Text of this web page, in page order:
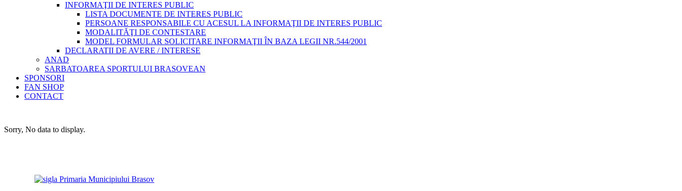
INFORMAŢII DE INTERES PUBLIC
LISTA DOCUMENTE DE INTERES PUBLIC
PERSOANE RESPONSABILE CU ACESUL LA INFORMAŢII DE INTERES PUBLIC
MODALITĂŢI DE CONTESTARE
MODEL FORMULAR SOLICITARE INFORMAŢII ÎN BAZA LEGII NR.544/2001
DECLARATII DE AVERE / INTERESE
ANAD
SARBATOAREA SPORTULUI BRASOVEAN
SPONSORI
FAN SHOP
CONTACT
Sorry, No data to display.